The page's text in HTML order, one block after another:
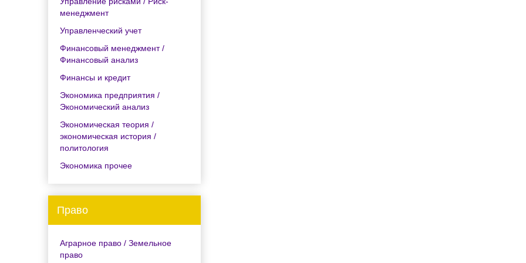
менеджмент
Управленческий учет
Финансовый менеджмент /
Финансовый анализ
Финансы и кредит
Экономика предприятия /
Экономический анализ
Экономическая теория /
экономическая история /
политология
Экономика прочее
Право
Аграрное право / Земельное
право